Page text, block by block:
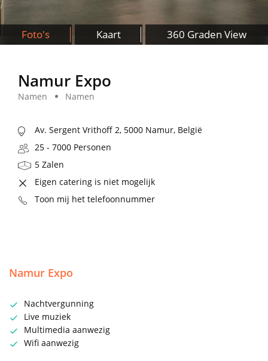
Foto's Kaart 360 Graden View
Namur Expo
Namen Namen
Av. Sergent Vrithoff 2, 5000 Namur, België
25 - 7000 Personen
5 Zalen
Eigen catering is niet mogelijk
Toon mij het telefoonnummer
Namur Expo
Nachtvergunning
Live muziek
Multimedia aanwezig
Wifi aanwezig